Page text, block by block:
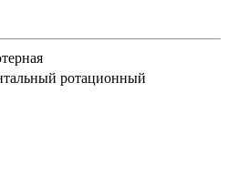
ротационный